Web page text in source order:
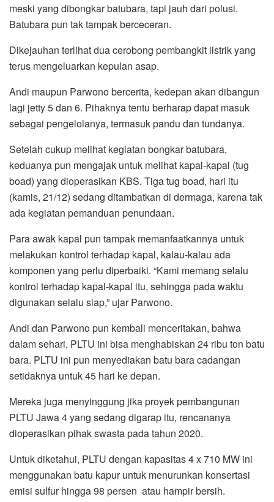
meski yang dibongkar batubara, tapi jauh dari polusi.
Batubara pun tak tampak berceceran.
Dikejauhan terlihat dua cerobong pembangkit listrik yang
terus mengeluarkan kepulan asap.
Andi maupun Parwono bercerita, kedepan akan dibangun
lagi jetty 5 dan 6. Pihaknya tentu berharap dapat masuk
sebagai pengelolanya, termasuk pandu dan tundanya.
Setelah cukup melihat kegiatan bongkar batubara,
keduanya pun mengajak untuk melihat kapal-kapal (tug
boad) yang dioperasikan KBS. Tiga tug boad, hari itu
(kamis, 21/12) sedang ditambatkan di dermaga, karena tak
ada kegiatan pemanduan penundaan.
Para awak kapal pun tampak memanfaatkannya untuk
melakukan kontrol terhadap kapal, kalau-kalau ada
komponen yang perlu diperbaiki. “Kami memang selalu
kontrol terhadap kapal-kapal itu, sehingga pada waktu
digunakan selalu siap,” ujar Parwono.
Andi dan Parwono pun kembali menceritakan, bahwa
dalam sehari, PLTU ini bisa menghabiskan 24 ribu ton batu
bara. PLTU ini pun menyediakan batu bara cadangan
setidaknya untuk 45 hari ke depan.
Mereka juga menyinggung jika proyek pembangunan
PLTU Jawa 4 yang sedang digarap itu, rencananya
dioperasikan pihak swasta pada tahun 2020.
Untuk diketahui, PLTU dengan kapasitas 4 x 710 MW ini
menggunakan batu kapur untuk menurunkan konsertasi
emisi sulfur hingga 98 persen atau hampir bersih.